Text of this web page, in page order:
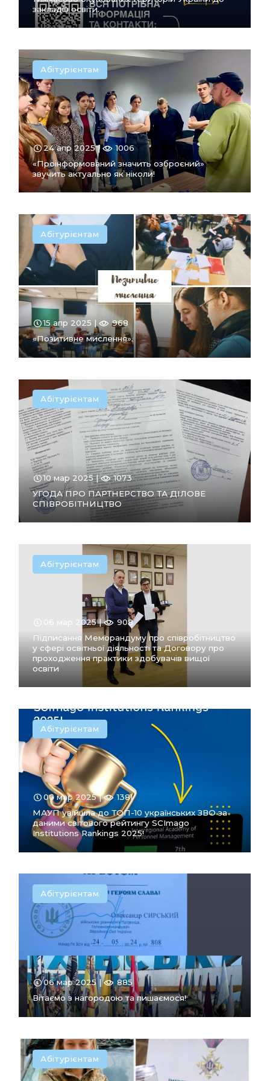
закладів освіти.
ПЕРЕЙТИ В РОЗДІЛ
Абітурієнтам
24 апр 2025 |
1006
«Проінформований значить озброєний»
звучить актуально як ніколи!
ПЕРЕЙТИВ РОЗДІЛ
Абітурієнтам
15 апр 2025 |
968
«Позитивне мислення».
ПЕРЕЙТИВ РОЗДІЛ
Абітурієнтам
10 мар 2025 |
1073
УГОДА ПРО ПАРТНЕРСТВО ТА ДІЛОВЕ
СПІВРОБІТНИЦТВО
В РОЗДІЛ
Абітурієнтам
06 мар 2025 |
908
Підписання Меморандуму про співробітництво
у сфері освітньої діяльності та Договору про
проходження практики здобувачів вищої
освіти
ПЕРЕЙТИВ РОЗДІЛ
Абітурієнтам
06 мар 2025 |
1381
МАУП увійшла до ТОП-10 українських ЗВО за
даними світового рейтингу SCImago
Institutions Rankings 2025!
ПЕРЕЙТИВ РОЗДІЛ
Абітурієнтам
06 мар 2025 |
885
Вітаємо з нагородою та пишаємося!
ПЕРЕЙТИВ РОЗДІЛ
Абітурієнтам